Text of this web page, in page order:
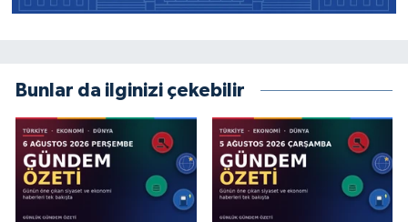
Bunlar da ilginizi çekebilir